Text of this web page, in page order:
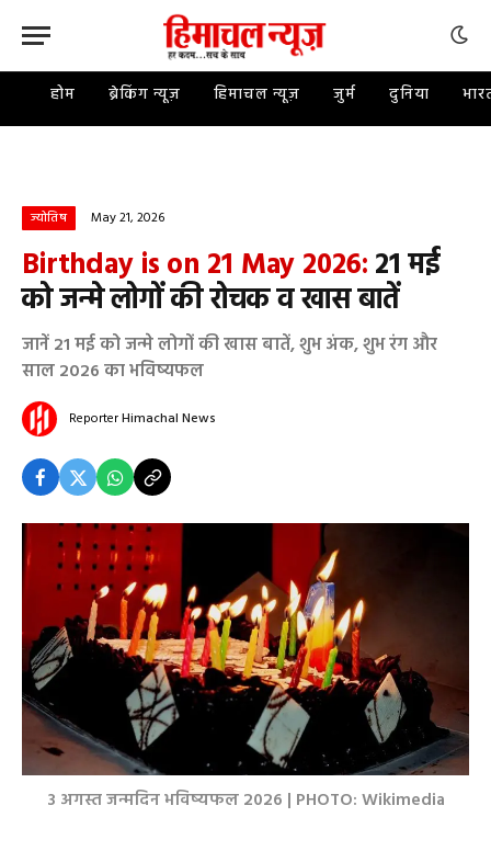
होम ब्रेकिंग न्यूज़ हिमाचल न्यूज़ जुर्म दुनिया
ज्योतिष May 21, 2026
Birthday is on 21 May 2026:21 मई
को जन्मे लोगों की रोचक व खास बातें
जानें 21 मई को जन्मे लोगों की खास बातें, शुभ अंक, शुभ रंग और
साल 2026 का भविष्यफल
ReporterHimachal News
3 अगस्त जन्मदिन भविष्यफल 2026 | PHOTO: Wikimedia